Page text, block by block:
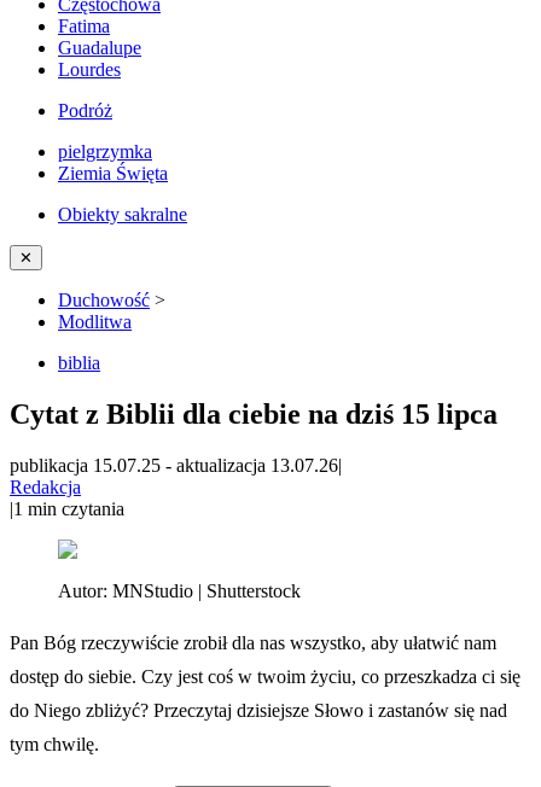
Częstochowa
Fatima
Guadalupe
Lourdes
Podróż
pielgrzymka
Ziemia Święta
Obiekty sakralne
✕
Duchowość >
Modlitwa
biblia
Cytat z Biblii dla ciebie na dziś 15 lipca
publikacja 15.07.25 - aktualizacja 13.07.26|
Redakcja
|1 min czytania
Autor: MNStudio | Shutterstock
Pan Bóg rzeczywiście zrobił dla nas wszystko, aby ułatwić nam
dostęp do siebie. Czy jest coś w twoim życiu, co przeszkadza ci się
do Niego zbliżyć? Przeczytaj dzisiejsze Słowo i zastanów się nad
tym chwilę.